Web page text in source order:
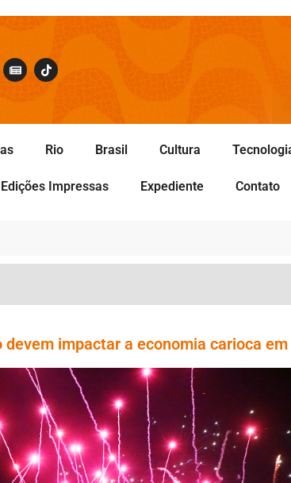
Rio Brasil Cultura
Edições Impressas Expediente Contato
impactar a economia carioca